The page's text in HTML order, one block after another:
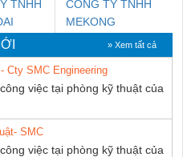
TNHH
CÔNG TY TNHH
MEKONG
SUPPLY
» Xem tất cả
Cty SMC Engineering
việc tại phòng kỹ thuật của
SMC
việc tại phòng kỹ thuật của